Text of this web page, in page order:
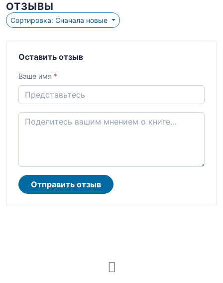
ОТЗЫВЫ
Сортировка: Сначала новые
Оставить отзыв
Ваше имя *
Отправить отзыв